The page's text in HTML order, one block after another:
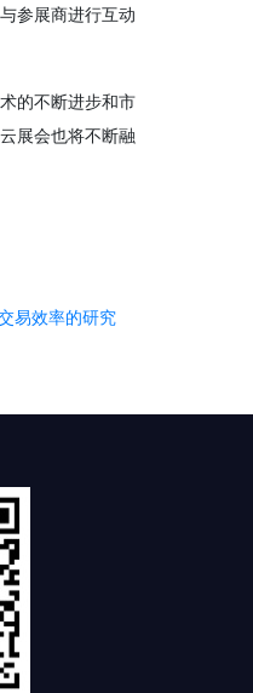
参展商进行互动
的不断进步和市
展会也将不断融
易效率的研究